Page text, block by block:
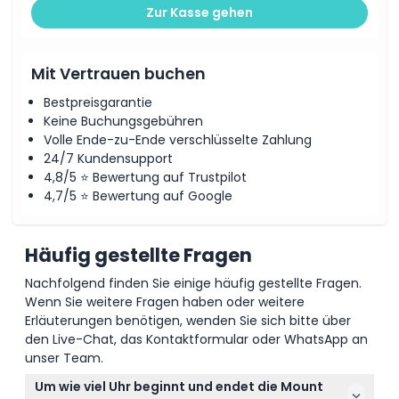
Zur Kasse gehen
Mit Vertrauen buchen
Bestpreisgarantie
Keine Buchungsgebühren
Volle Ende-zu-Ende verschlüsselte Zahlung
24/7 Kundensupport
4,8/5 ⭐ Bewertung auf Trustpilot
4,7/5 ⭐ Bewertung auf Google
Häufig gestellte Fragen
Nachfolgend finden Sie einige häufig gestellte Fragen.
Wenn Sie weitere Fragen haben oder weitere
Erläuterungen benötigen, wenden Sie sich bitte über
den Live-Chat, das Kontaktformular oder WhatsApp an
unser Team.
Um wie viel Uhr beginnt und endet die Mount